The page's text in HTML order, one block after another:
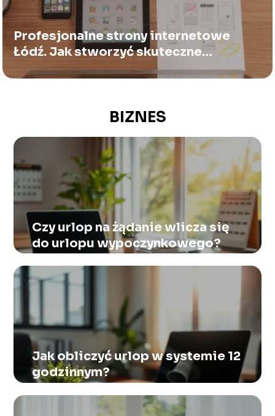
Profesjonalne strony internetowe
Łódź. Jak stworzyć skuteczne
narzędzie biznesowe?
BIZNES
Czy urlop na żądanie wlicza się
do urlopu wypoczynkowego?
Jak obliczyć urlop w systemie 12
godzinnym?